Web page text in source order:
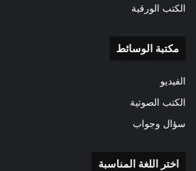
الكتب الورقية
مكتبة الوسائط
الفيديو
الكتب الصوتية
سؤال وجواب
اختر اللغة المناسبة